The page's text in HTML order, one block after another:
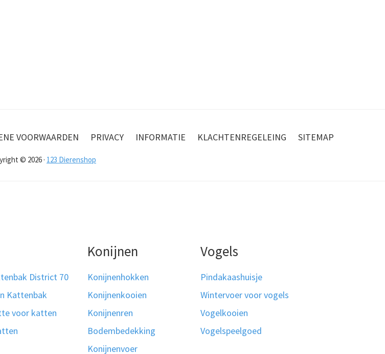
VOORWAARDEN PRIVACY INFORMATIE KLACHTENREGELEING SITEMAP
© 2026 · 123 Dierenshop
District 70
Kattenbak
voor katten
Konijnen
Konijnenhokken
Konijnenkooien
Konijnenren
Bodembedekking
Konijnenvoer
Vogels
Pindakaashuisje
Wintervoer voor vogels
Vogelkooien
Vogelspeelgoed